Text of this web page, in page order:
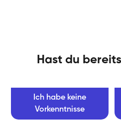
Hast du
Ich habe keine
Vorkenntnisse